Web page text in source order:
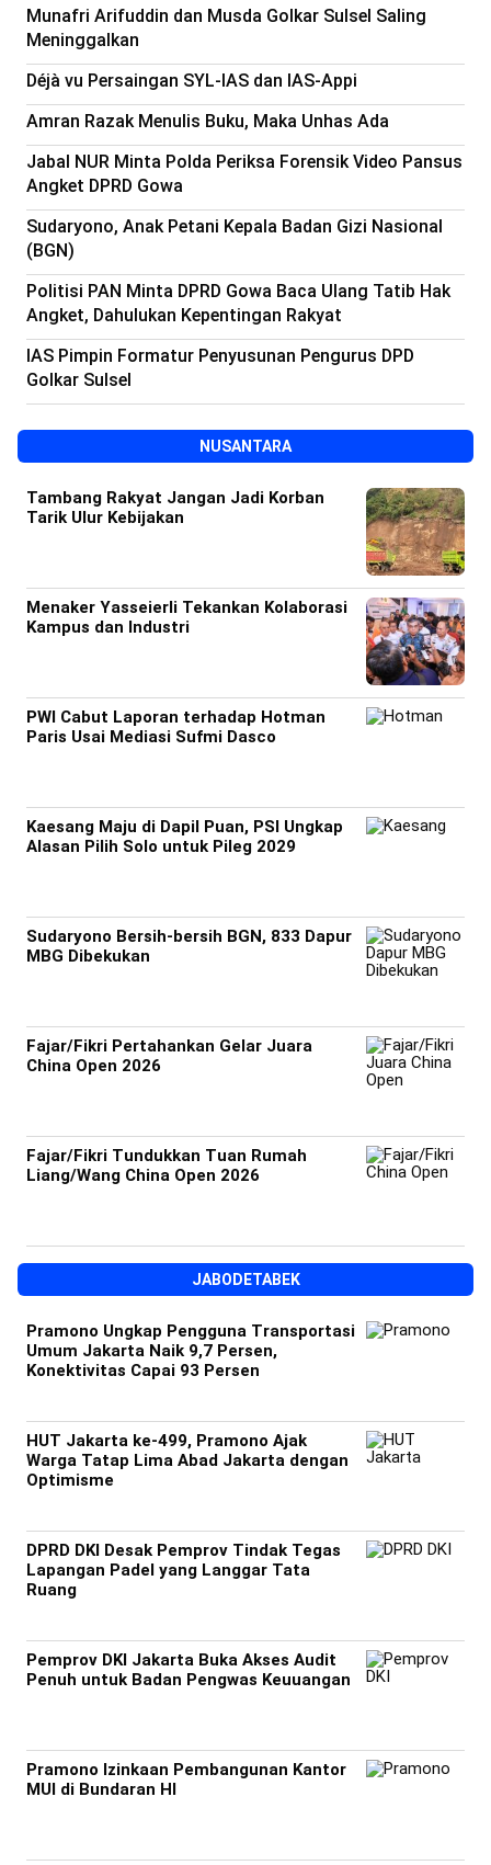
Munafri Arifuddin dan Musda Golkar Sulsel Saling
Meninggalkan
Déjà vu Persaingan SYL-IAS dan IAS-Appi
Amran Razak Menulis Buku, Maka Unhas Ada
Jabal NUR Minta Polda Periksa Forensik Video Pansus
Angket DPRD Gowa
Sudaryono, Anak Petani Kepala Badan Gizi Nasional
(BGN)
Politisi PAN Minta DPRD Gowa Baca Ulang Tatib Hak
Angket, Dahulukan Kepentingan Rakyat
IAS Pimpin Formatur Penyusunan Pengurus DPD
Golkar Sulsel
NUSANTARA
Tambang Rakyat Jangan Jadi Korban
Tarik Ulur Kebijakan
Menaker Yasseierli Tekankan Kolaborasi
Kampus dan Industri
PWI Cabut Laporan terhadap Hotman
Paris Usai Mediasi Sufmi Dasco
Kaesang Maju di Dapil Puan, PSI Ungkap
Alasan Pilih Solo untuk Pileg 2029
Sudaryono Bersih-bersih BGN, 833 Dapur
MBG Dibekukan
Fajar/Fikri Pertahankan Gelar Juara
China Open 2026
Fajar/Fikri Tundukkan Tuan Rumah
Liang/Wang China Open 2026
JABODETABEK
Pramono Ungkap Pengguna Transportasi
Umum Jakarta Naik 9,7 Persen,
Konektivitas Capai 93 Persen
HUT Jakarta ke-499, Pramono Ajak
Warga Tatap Lima Abad Jakarta dengan
Optimisme
DPRD DKI Desak Pemprov Tindak Tegas
Lapangan Padel yang Langgar Tata
Ruang
Pemprov DKI Jakarta Buka Akses Audit
Penuh untuk Badan Pengwas Keuuangan
Pramono Izinkaan Pembangunan Kantor
MUI di Bundaran HI